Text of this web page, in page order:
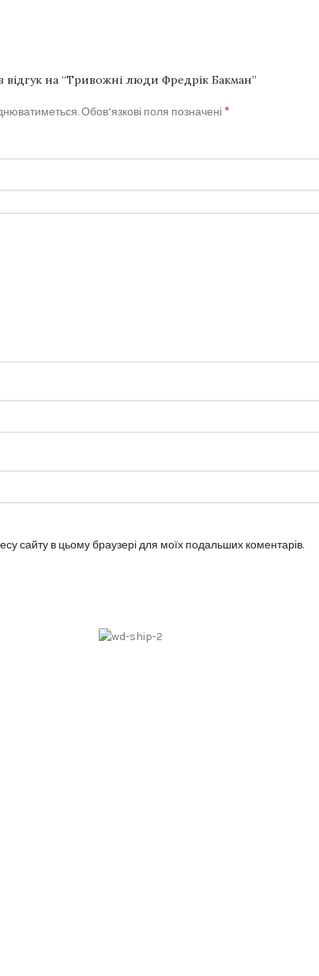
на “Тривожні люди Фредрік Бакман”
Обов’язкові поля позначені *
сайту в цьому браузері для моїх подальших коментарів.